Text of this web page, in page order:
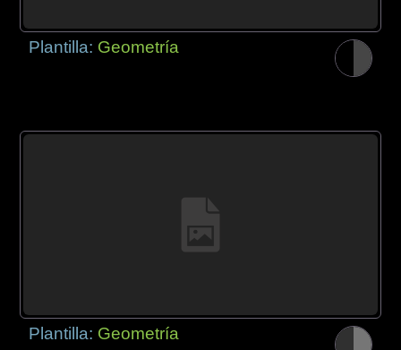
Plantilla: Geometría
Plantilla: Geometría